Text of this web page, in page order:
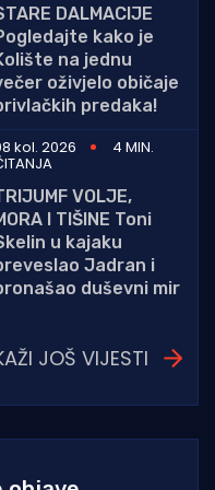
DALMACIJE
kako je
na jednu
oživjelo običaje
predaka!
kol. 2026
4 MIN.
VOLJE,
I TIŠINE Toni
u kajaku
Jadran i
duševni mir
JOŠ VIJESTI